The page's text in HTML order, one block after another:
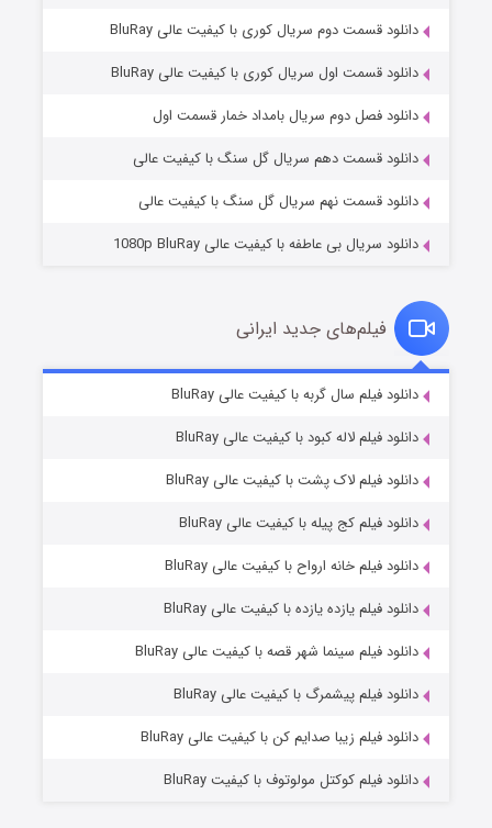
مردگان متحرک: شهر مرده ۳
قسمت2 (زیرنویس) منتشر شد
قسمت7 (زیرنویس) منتشر شد
دانلود قسمت دوم سریال کوری با کیفیت عالی BluRay
دانلود قسمت اول سریال کوری با کیفیت عالی BluRay
دانلود فصل دوم سریال بامداد خمار قسمت اول
دانلود قسمت دهم سریال گل سنگ با کیفیت عالی
دانلود قسمت نهم سریال گل سنگ با کیفیت عالی
دانلود سریال بی عاطفه با کیفیت عالی 1080p BluRay
فیلم‌های جدید ایرانی
دانلود فیلم سال گربه با کیفیت عالی BluRay
دانلود فیلم لاله کبود با کیفیت عالی BluRay
دانلود فیلم لاک پشت با کیفیت عالی BluRay
دانلود فیلم کج‌ پیله با کیفیت عالی BluRay
دانلود فیلم خانه ارواح با کیفیت عالی BluRay
دانلود فیلم یازده یازده با کیفیت عالی BluRay
دانلود فیلم سینما شهر قصه با کیفیت عالی BluRay
دانلود فیلم پیشمرگ با کیفیت عالی BluRay
دانلود فیلم زیبا صدایم کن با کیفیت عالی BluRay
دانلود فیلم کوکتل مولوتوف با کیفیت BluRay